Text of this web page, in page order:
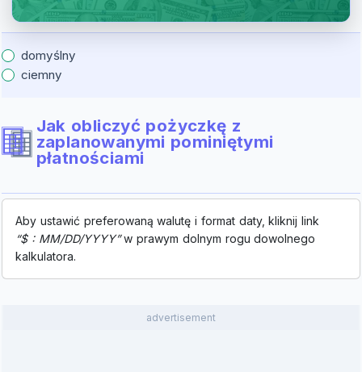
domyślny
ciemny
Jak obliczyć pożyczkę z
zaplanowanymi pominiętymi
płatnościami
Aby ustawić preferowaną walutę i format daty, kliknij link
“$ : MM/DD/YYYY”w prawym dolnym rogu dowolnego
kalkulatora.
advertisement